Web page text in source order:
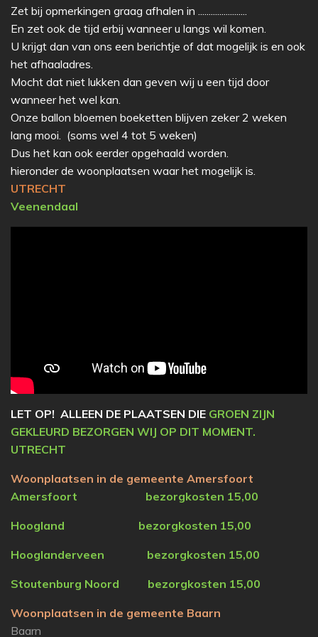
Zet bij opmerkingen graag afhalen in .......................
En zet ook de tijd erbij wanneer u langs wil komen.
U krijgt dan van ons een berichtje of dat mogelijk is en ook
het afhaaladres.
Mocht dat niet lukken dan geven wij u een tijd door
wanneer het wel kan.
Onze ballon bloemen boeketten blijven zeker 2 weken
lang mooi. (soms wel 4 tot 5 weken)
Dus het kan ook eerder opgehaald worden.
hieronder de woonplaatsen waar het mogelijk is.
UTRECHT
Veenendaal
LET OP! ALLEEN DE PLAATSEN DIE GROEN ZIJN
GEKLEURD BEZORGEN WIJ OP DIT MOMENT.
UTRECHT
Woonplaatsen in de gemeente Amersfoort
Amersfoort bezorgkosten 15,00
Hoogland bezorgkosten 15,00
Hooglanderveen bezorgkosten 15,00
Stoutenburg Noord bezorgkosten 15,00
Woonplaatsen in de gemeente Baarn
Baarn